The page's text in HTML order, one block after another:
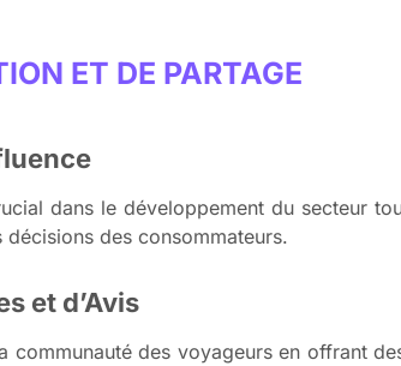
ET DE PARTAGE
dans le développement du secteur
des consommateurs.
et d’Avis
communauté des voyageurs en offrant